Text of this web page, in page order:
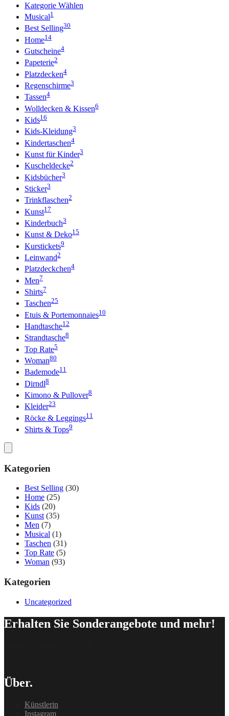
Kategorie Wählen
Musical1
Best Selling30
Home14
Gutscheine4
Papeterie2
Platzdecken4
Regenschirme3
Tassen4
Wolldecken & Kissen6
Kids16
Kids-Kleidung3
Kindertaschen4
Kunst für Kinder3
Kuscheldecke2
Kidsbücher3
Sticker3
Trinkflaschen2
Kunst17
Kinderbuch3
Kunst & Deko15
Kurstickets9
Leinwand2
Platzdeckchen4
Men7
Shirts7
Taschen25
Etuis & Portemonnaies10
Handtasche12
Strandtasche8
Top Rate5
Woman80
Bademode11
Dirndl8
Kimono & Pullover8
Kleider23
Röcke & Leggings11
Shirts & Tops9
Kategorien
Best Selling (30)
Home (25)
Kids (20)
Kunst (35)
Men (7)
Musical (1)
Taschen (31)
Top Rate (5)
Woman (93)
Kategorien
Uncategorized
Erhalten Sie Sonderangebote und mehr!
Über.
Künstlerin
Instagram